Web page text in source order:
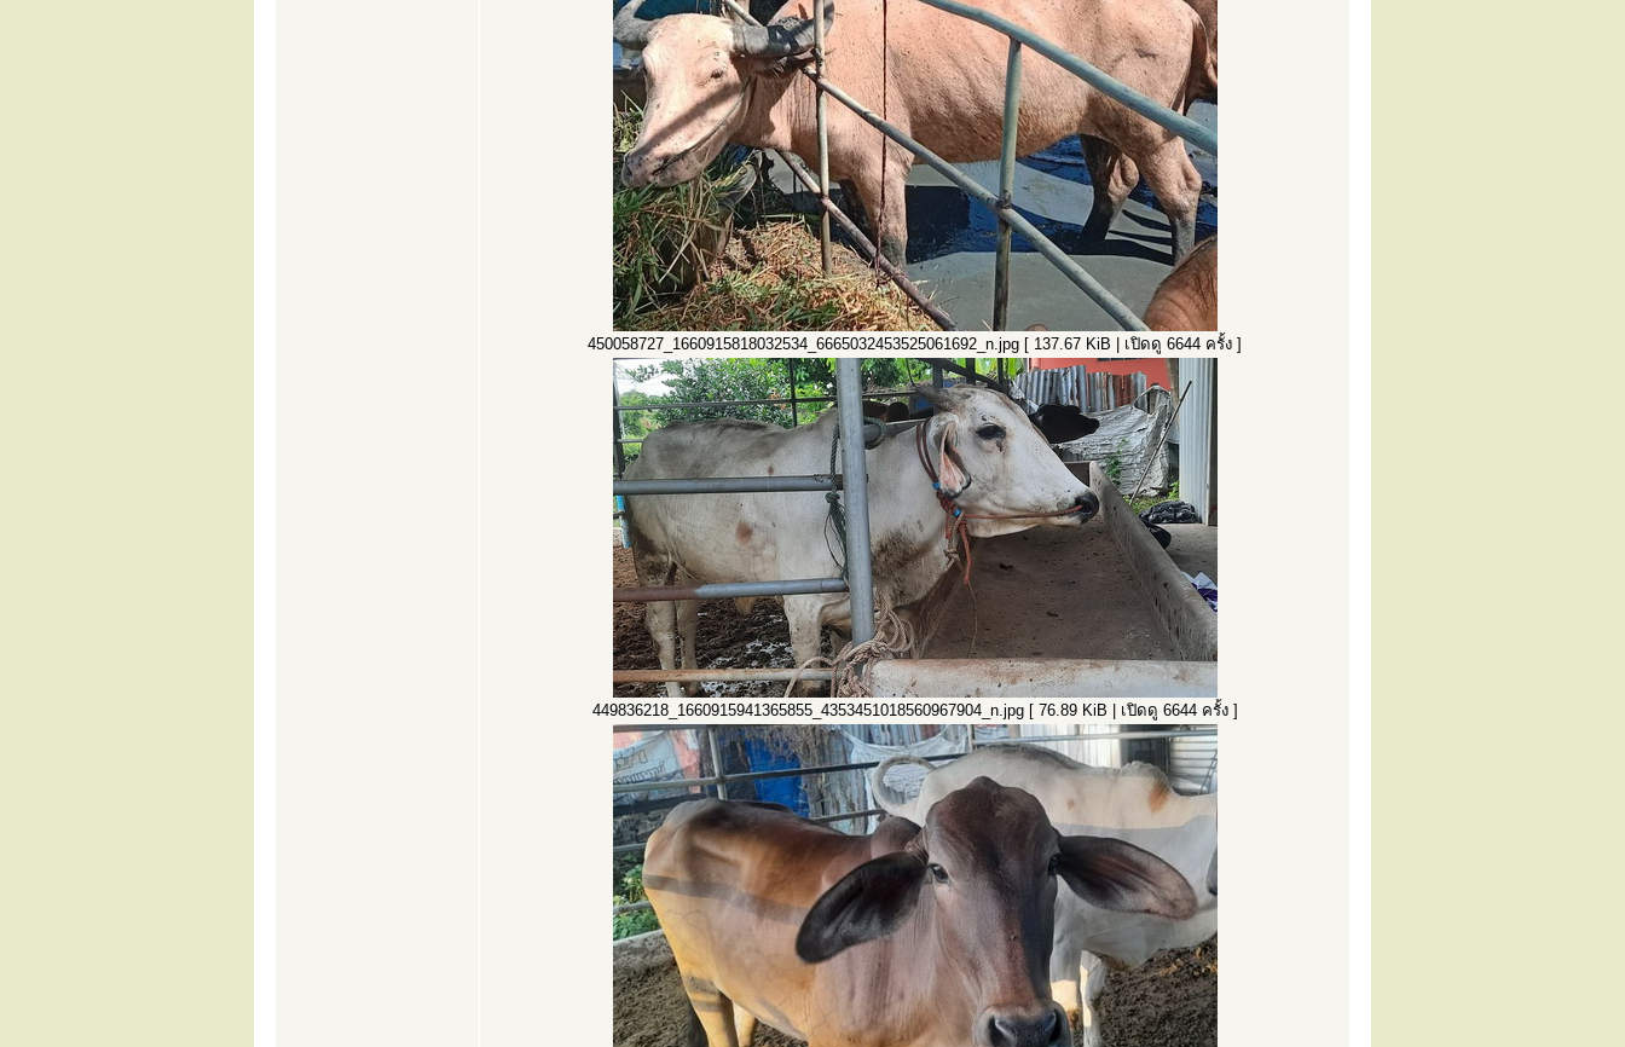
450058727_1660915818032534_6665032453525061692_n.jpg [ 137.67 KiB | เปิดดู 6644 ครั้ง ]
449836218_1660915941365855_4353451018560967904_n.jpg [ 76.89 KiB | เปิดดู 6644 ครั้ง ]